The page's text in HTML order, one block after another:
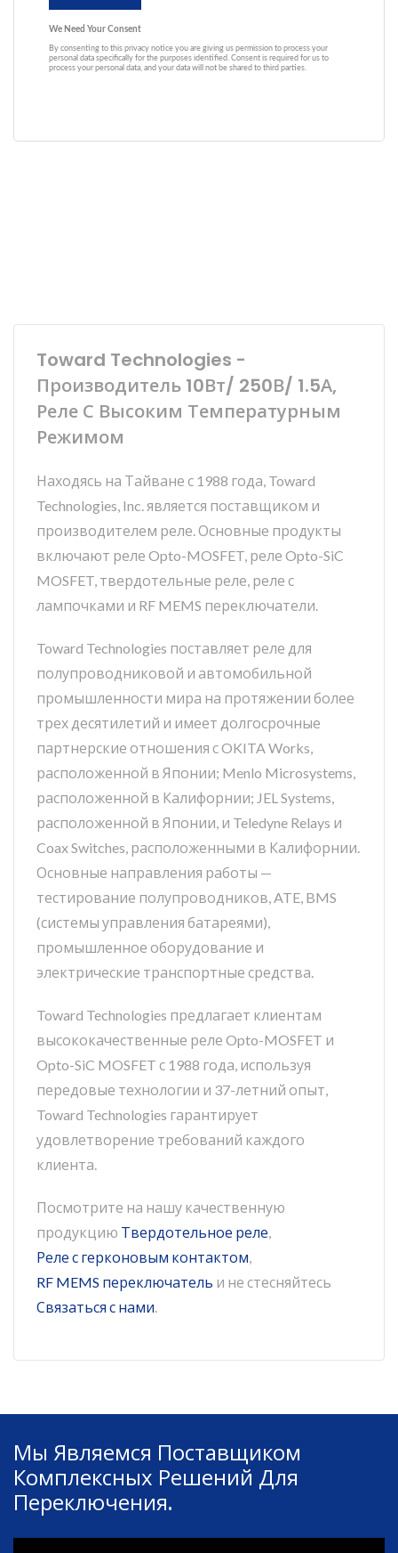
Toward Technologies -
Производитель 10Вт/ 250В/ 1.5А,
Реле С Высоким Температурным
Режимом
Находясь на Тайване с 1988 года, Toward
Technologies, Inc. является поставщиком и
производителем реле. Основные продукты
включают реле Opto-MOSFET, реле Opto-SiC
MOSFET, твердотельные реле, реле с
лампочками и RF MEMS переключатели.
Toward Technologies поставляет реле для
полупроводниковой и автомобильной
промышленности мира на протяжении более
трех десятилетий и имеет долгосрочные
партнерские отношения с OKITA Works,
расположенной в Японии; Menlo Microsystems,
расположенной в Калифорнии; JEL Systems,
расположенной в Японии, и Teledyne Relays и
Coax Switches, расположенными в Калифорнии.
Основные направления работы —
тестирование полупроводников, ATE, BMS
(системы управления батареями),
промышленное оборудование и
электрические транспортные средства.
Toward Technologies предлагает клиентам
высококачественные реле Opto-MOSFET и
Opto-SiC MOSFET с 1988 года, используя
передовые технологии и 37-летний опыт,
Toward Technologies гарантирует
удовлетворение требований каждого
клиента.
Посмотрите на нашу качественную
продукцию Твердотельное реле,
Реле с герконовым контактом,
RF MEMS переключатель и не стесняйтесь
Связаться с нами.
Мы Являемся Поставщиком
Комплексных Решений Для
Переключения.